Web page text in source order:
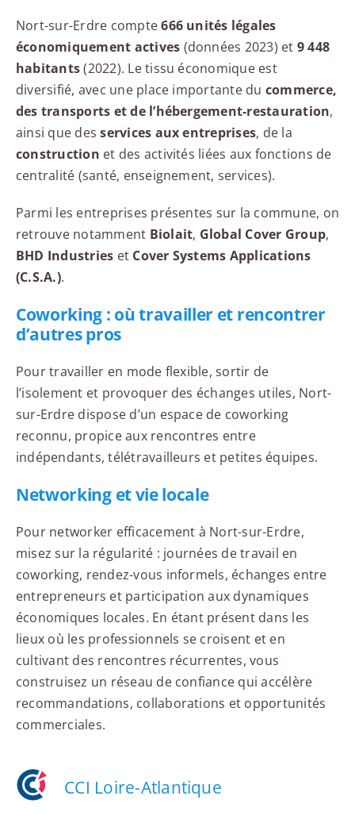
Nort-sur-Erdre compte666 unités légales
économiquement actives (données 2023) et 9 448
habitants(2022). Le tissu économique est
diversifié, avec une place importante du commerce,
des transports et de l’hébergement-restauration,
ainsi que desservices aux entreprises, de la
construction et des activités liées aux fonctions de
centralité (santé, enseignement, services).
Parmi les entreprises présentes sur la commune, on
retrouve notamment Biolait, Global Cover Group,
BHD Industries et Cover Systems Applications
(C.S.A.).
Coworking : où travailler et rencontrer
d’autres pros
Pour travailler en mode flexible, sortir de
l’isolement et provoquer des échanges utiles, Nort-
sur-Erdre dispose d’un espace de coworking
reconnu, propice aux rencontres entre
indépendants, télétravailleurs et petites équipes.
Networking et vie locale
Pour networker efficacement à Nort-sur-Erdre,
misez sur la régularité : journées de travail en
coworking, rendez-vous informels, échanges entre
entrepreneurs et participation aux dynamiques
économiques locales. En étant présent dans les
lieux où les professionnels se croisent et en
cultivant des rencontres récurrentes, vous
construisez un réseau de confiance qui accélère
recommandations, collaborations et opportunités
commerciales.
CCI Loire-Atlantique